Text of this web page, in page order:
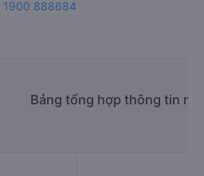
1900 888684
Bảng tổng hợp thông tin